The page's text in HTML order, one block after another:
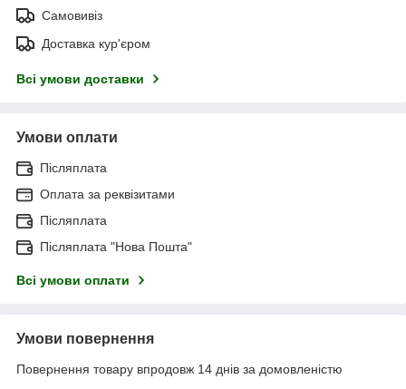
Самовивіз
Доставка кур'єром
Всі умови доставки
Умови оплати
Післяплата
Оплата за реквізитами
Післяплата
Післяплата "Нова Пошта"
Всі умови оплати
Умови повернення
Повернення товару впродовж 14 днів за домовленістю